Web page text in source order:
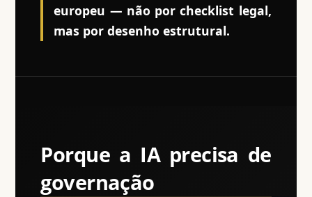
europeu — não por checklist legal,
mas por desenho estrutural.
Porque a IA precisa de
governação